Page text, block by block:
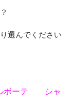
選んでください
ボーテ シャ